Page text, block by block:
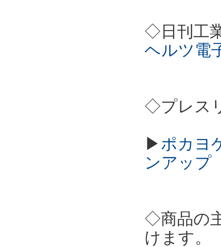
◇日刊工
ヘルツ電
◇プレス
▶ポカヨ
ンアッ
◇商品の
けます。